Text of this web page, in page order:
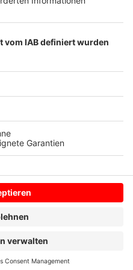
am Bustreff
Öffnungszeiten (Mo-